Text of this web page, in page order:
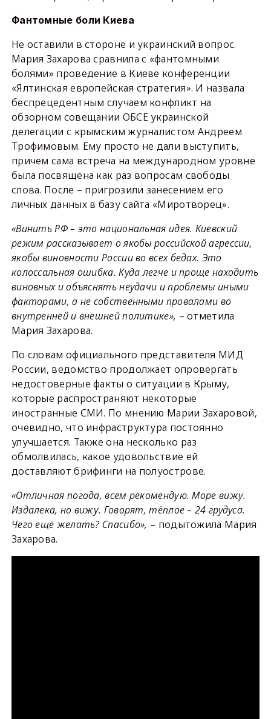
Фантомные боли Киева
Не оставили в стороне и украинский вопрос.
Мария Захарова сравнила с «фантомными
болями» проведение в Киеве конференции
«Ялтинская европейская стратегия». И назвала
беспрецедентным случаем конфликт на
обзорном совещании ОБСЕ украинской
делегации с крымским журналистом Андреем
Трофимовым. Ему просто не дали выступить,
причем сама встреча на международном уровне
была посвящена как раз вопросам свободы
слова. После – пригрозили занесением его
личных данных в базу сайта «Миротворец».
«Винить РФ – это национальная идея. Киевский
режим рассказывает о якобы российской агрессии,
якобы виновности России во всех бедах. Это
колоссальная ошибка. Куда легче и проще находить
виновных и объяснять неудачи и проблемы иными
факторами, а не собственными провалами во
внутренней и внешней политике», – отметила
Мария Захарова.
По словам официального представителя МИД
России, ведомство продолжает опровергать
недостоверные факты о ситуации в Крыму,
которые распространяют некоторые
иностранные СМИ. По мнению Марии Захаровой,
очевидно, что инфраструктура постоянно
улучшается. Также она несколько раз
обмолвилась, какое удовольствие ей
доставляют брифинги на полуострове.
«Отличная погода, всем рекомендую. Море вижу.
Издалека, но вижу. Говорят, тёплое – 24 грудуса.
Чего ещё желать? Спасибо», – подытожила Мария
Захарова.